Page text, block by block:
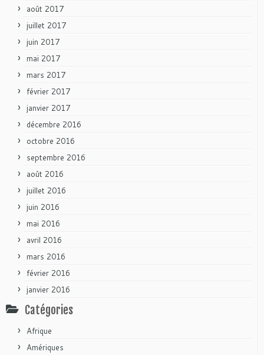
août 2017
juillet 2017
juin 2017
mai 2017
mars 2017
février 2017
janvier 2017
décembre 2016
octobre 2016
septembre 2016
août 2016
juillet 2016
juin 2016
mai 2016
avril 2016
mars 2016
février 2016
janvier 2016
Catégories
Afrique
Amériques